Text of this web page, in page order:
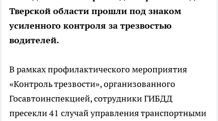
Тверской области прошли под знаком
усиленного контроля за трезвостью
водителей.
В рамках профилактического мероприятия
«Контроль трезвости», организованного
Госавтоинспекцией, сотрудники ГИБДД
пресекли 41 случай управления транспортными